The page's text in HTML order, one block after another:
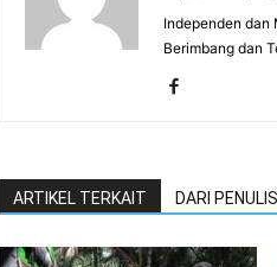
Independen dan
Berimbang dan
ARTIKEL TERKAIT DARI PENULIS